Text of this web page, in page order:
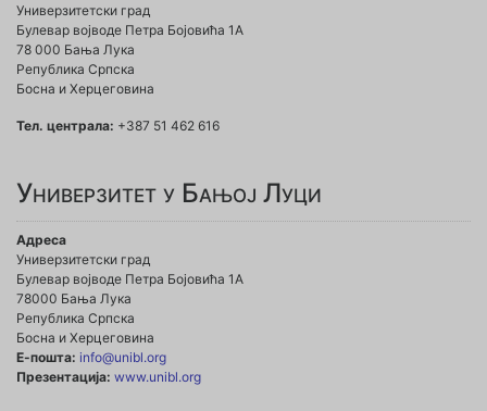
Универзитетски град
Булевар војводе Петра Бојовића 1A
78 000 Бања Лука
Република Српска
Босна и Херцеговина
Тел. централа: +387 51 462 616
Универзитет у Бањој Луци
Адреса
Универзитетски град
Булевар војводе Петра Бојовића 1А
78000 Бања Лука
Република Српска
Босна и Херцеговина
Е-пошта: info@unibl.org
Презентација: www.unibl.org